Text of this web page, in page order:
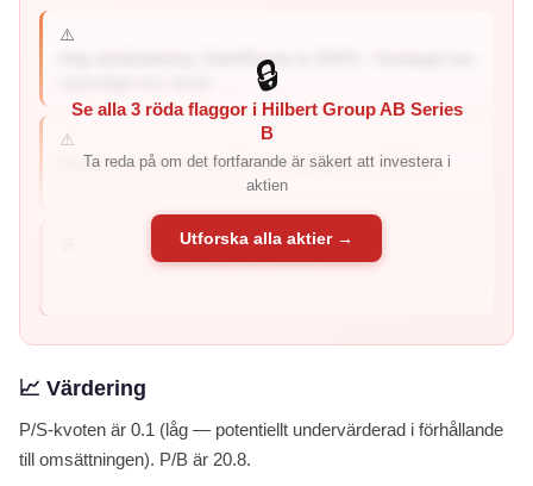
⚠️
Hög skuldsättning: Debt/Equity är 206% – företaget har
⚠️
Negativ vinstmarginal: Vinstmarginalen är -6.0% –
företaget förlorar pengar på s...
Negativ avkastning på eget kapital: ROE är -1,643.3%
🔒
Se alla 3 röda flaggor i Hilbert Group AB Series
B
Ta reda på om det fortfarande är säkert att investera i
aktien
Utforska alla aktier →
📈 Värdering
P/S-kvoten är 0.1 (låg — potentiellt undervärderad i förhållande
till omsättningen). P/B är 20.8.